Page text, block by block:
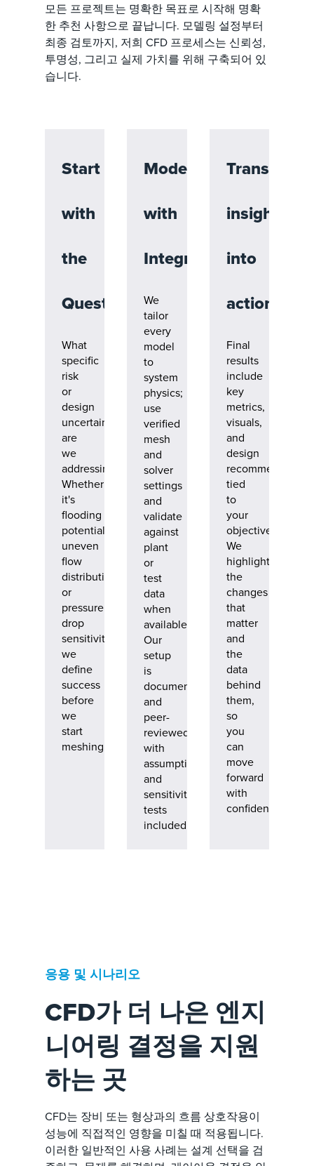
모든 프로젝트는 명확한 목표로 시작해 명확
한 추천 사항으로 끝납니다. 모델링 설정부터
최종 검토까지, 저희 CFD 프로세스는 신뢰성,
투명성, 그리고 실제 가치를 위해 구축되어 있
습니다.
Start
with
the
Questions
What
specific
risk
or
design
uncertainty
are
we
addressing?
Whether
it's
flooding
potential,
uneven
flow
distribution,
or
pressure
drop
sensitivity,
we
define
success
before
we
start
meshing.
Model
with
Integrity
We
tailor
every
model
to
system
physics;
use
verified
mesh
and
solver
settings
and
validate
against
plant
or
test
data
when
available.
Our
setup
is
documented
and
peer-
reviewed,
with
assumptions
and
sensitivity
tests
included.
Translate
insight
into
action
Final
results
include
key
metrics,
visuals,
and
design
recommendations
tied
to
your
objectives.
We
highlight
the
changes
that
matter
and
the
data
behind
them,
so
you
can
move
forward
with
confidence.
응용 및 시나리오
CFD가 더 나은 엔지
니어링 결정을 지원
하는 곳
CFD는 장비 또는 형상과의 흐름 상호작용이
성능에 직접적인 영향을 미칠 때 적용됩니다.
이러한 일반적인 사용 사례는 설계 선택을 검